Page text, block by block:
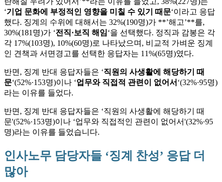
‘기업 문화에 부정적인 영향을 미칠 수 있기 때문‘이라고 응답
했다. 징계의 수위에 대해서는 32%(190명)가 **’해고’**를,
30%(181명)가 ‘전직·보직 해임‘을 선택했다. 정직과 감봉은 각
각 17%(103명), 10%(60명)로 나타났으며, 비교적 가벼운 징계
인 견책과 서면경고를 선택한 응답자는 11%(65명)였다.
반면, 징계 반대 응답자들은 ‘직원의 사생활에 해당하기 때
문‘(52%·153명)이나 ‘업무와 직접적 관련이 없어서 ‘(32%·95명)
라는 이유를 들었다.
반면, 징계 반대 응답자들은 ‘직원의 사생활에 해당하기 때
문'(52%·153명)이나 ‘업무와 직접적인 관련이 없어서'(32%·95
명)라는 이유를 들었습니다.
인사노무 담당자들 ‘징계 찬성’ 응답 더
많아